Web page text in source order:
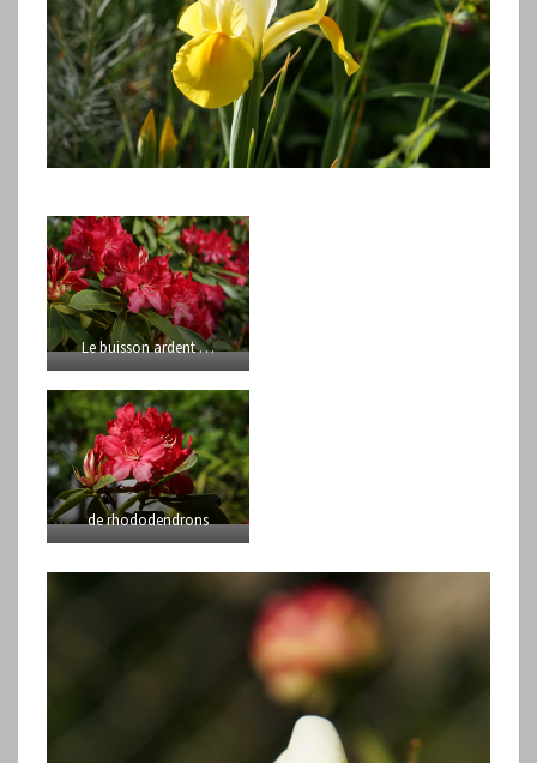
Le buisson ardent …
de rhododendrons